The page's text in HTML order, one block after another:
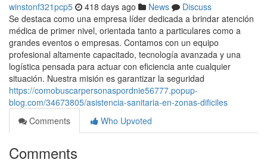
winstonf321pcp5 418 days ago News
Discuss
Se destaca como una empresa líder dedicada a brindar atención
médica de primer nivel, orientada tanto a particulares como a
grandes eventos o empresas. Contamos con un equipo
profesional altamente capacitado, tecnología avanzada y una
logística pensada para actuar con eficiencia ante cualquier
situación. Nuestra misión es garantizar la seguridad
https://comobuscarpersonaspordnie56777.popup-
blog.com/34673805/asistencia-sanitaria-en-zonas-dificiles
Comments
Who Upvoted
Comments